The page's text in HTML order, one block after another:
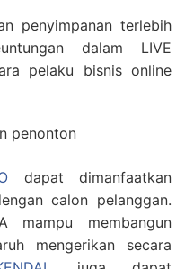
penyimpanan terlebih
dalam LIVE
pelaku bisnis online
penonton
dapat dimanfaatkan
calon pelanggan.
mampu membangun
mengerikan secara